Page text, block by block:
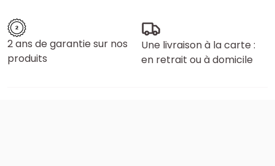
2 ans de garantie sur nos
produits
Une livraison à la carte :
en retrait ou à domicile